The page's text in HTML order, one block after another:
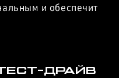
и обеспечит
ДРАЙВ